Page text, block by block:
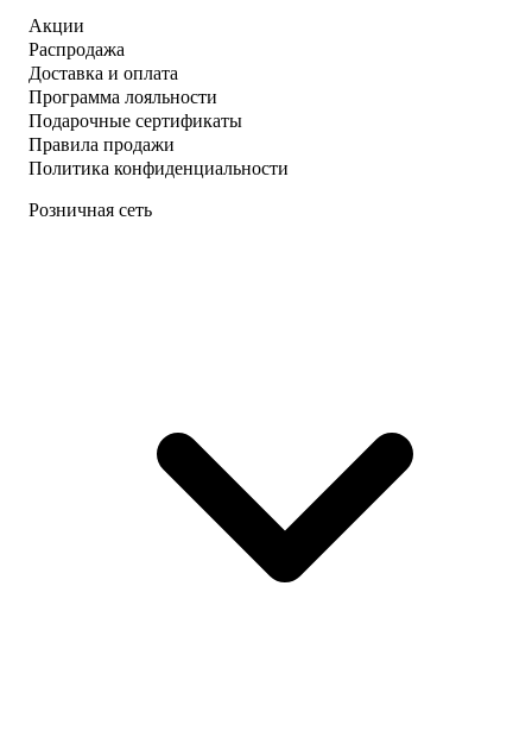
Акции
Распродажа
Доставка и оплата
Программа лояльности
Подарочные сертификаты
Правила продажи
Политика конфиденциальности
Розничная сеть